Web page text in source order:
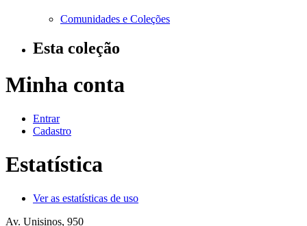
Comunidades e Coleções
Esta coleção
Minha conta
Entrar
Cadastro
Estatística
Ver as estatísticas de uso
Av. Unisinos, 950